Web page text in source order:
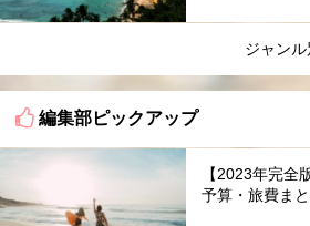
ジャン
編集部ピックアップ
【2023年完全
予算・旅費ま